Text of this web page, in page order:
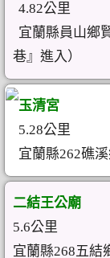
4.82公里
宜蘭縣員山鄉
巷』進入）
玉清宮
5.28公里
宜蘭縣262礁
二結王公廟
5.6公里
宜蘭縣268五結